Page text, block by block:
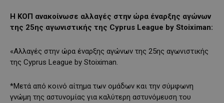
Η ΚΟΠ ανακοίνωσε αλλαγές στην ώρα έναρξης αγώνων
της 25ης αγωνιστικής της Cyprus League by Stoiximan:
«Αλλαγές στην ώρα έναρξης αγώνων της 25ης αγωνιστικής
της Cyprus League by Stoiximan.
*Μετά από κοινό αίτημα των ομάδων και την σύμφωνη
γνώμη της αστυνομίας για καλύτερη αστυνόμευση του